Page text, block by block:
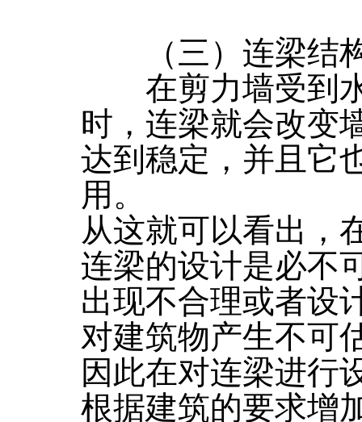
（三）连梁结
在剪力墙受到水
时，连梁就会改变
达到稳定，并且它
用。
从这就可以看出，
连梁的设计是必不
出现不合理或者设
对建筑物产生不可
因此在对连梁进行
根据建筑的要求增